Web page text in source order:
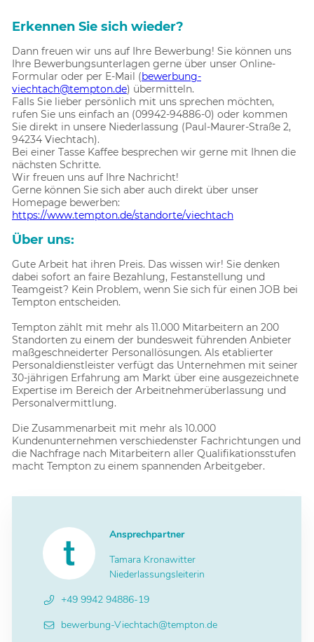
Ansprechpartner
Tamara Kronawitter
Niederlassungsleiterin
+49 9942 94886-19
bewerbung-Viechtach@tempton.de
Erkennen Sie sich wieder?
Dann freuen wir uns auf Ihre Bewerbung! Sie können uns
Ihre Bewerbungsunterlagen gerne über unser Online-
Formular oder per E-Mail (bewerbung-
viechtach@tempton.de) übermitteln.
Falls Sie lieber persönlich mit uns sprechen möchten,
rufen Sie uns einfach an (09942-94886-0) oder kommen
Sie direkt in unsere Niederlassung (Paul-Maurer-Straße 2,
94234 Viechtach).
Bei einer Tasse Kaffee besprechen wir gerne mit Ihnen die
nächsten Schritte.
Wir freuen uns auf Ihre Nachricht!
Gerne können Sie sich aber auch direkt über unser
Homepage bewerben:
https://www.tempton.de/standorte/viechtach
Über uns:
Gute Arbeit hat ihren Preis. Das wissen wir! Sie denken
dabei sofort an faire Bezahlung, Festanstellung und
Teamgeist? Kein Problem, wenn Sie sich für einen JOB bei
Tempton entscheiden.
Tempton zählt mit mehr als 11.000 Mitarbeitern an 200
Standorten zu einem der bundesweit führenden Anbieter
maßgeschneiderter Personallösungen. Als etablierter
Personaldienstleister verfügt das Unternehmen mit seiner
30-jährigen Erfahrung am Markt über eine ausgezeichnete
Expertise im Bereich der Arbeitnehmerüberlassung und
Personalvermittlung.
Die Zusammenarbeit mit mehr als 10.000
Kundenunternehmen verschiedenster Fachrichtungen und
die Nachfrage nach Mitarbeitern aller Qualifikationsstufen
macht Tempton zu einem spannenden Arbeitgeber.